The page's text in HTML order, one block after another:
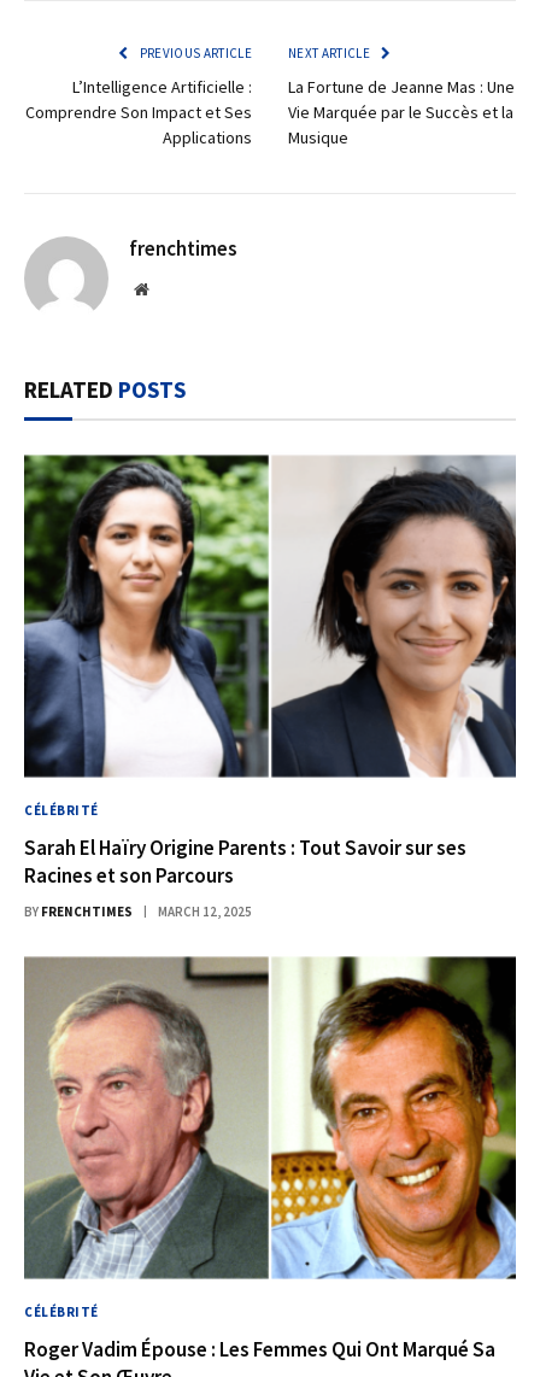
PREVIOUS ARTICLE
L’Intelligence Artificielle :
Comprendre Son Impact et Ses
Applications
NEXT ARTICLE
La Fortune de Jeanne Mas : Une
Vie Marquée par le Succès et la
Musique
frenchtimes
Website
RELATED POSTS
CÉLÉBRITÉ
Sarah El Haïry Origine Parents : Tout Savoir sur ses
Racines et son Parcours
BY FRENCHTIMES MARCH 12, 2025
CÉLÉBRITÉ
Roger Vadim Épouse : Les Femmes Qui Ont Marqué Sa